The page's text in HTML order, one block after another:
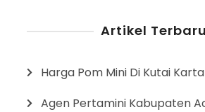
Artikel Terbaru
Harga Pom Mini Di Kutai
Agen Pertamini Kabupaten